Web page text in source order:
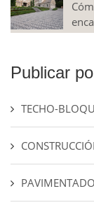
Publicar
TECHO-